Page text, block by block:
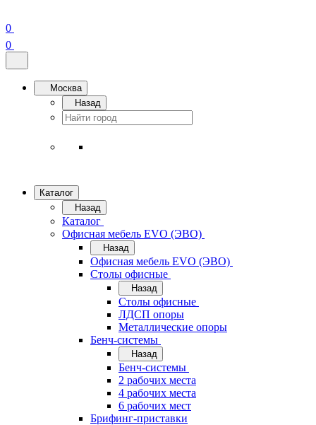
0
0
Москва
Назад
Каталог
Назад
Каталог
Офисная мебель EVO (ЭВО)
Назад
Офисная мебель EVO (ЭВО)
Cтолы офисные
Назад
Cтолы офисные
ЛДСП опоры
Металлические опоры
Бенч-системы
Назад
Бенч-системы
2 рабочих места
4 рабочих места
6 рабочих мест
Брифинг-приставки